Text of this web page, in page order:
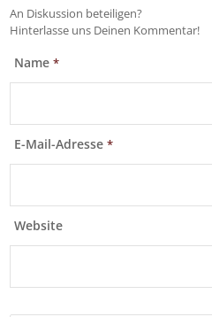
An Diskussion beteiligen?
Hinterlasse uns Deinen Kommentar!
Name*
E-Mail-Adresse*
Website